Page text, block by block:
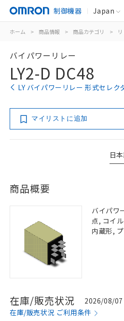
制御機器 Japan
ホーム > 商品情報 > 商品カテゴリ >
バイパワーリレー
LY2-D DC48
LY バイパワーリレー 形式セレク
マイリストに追加
日
商品概要
バイパワ
点, コイ
内蔵形,
在庫/販売状況
2026/08/07
在庫/販売状況 ご利用条件